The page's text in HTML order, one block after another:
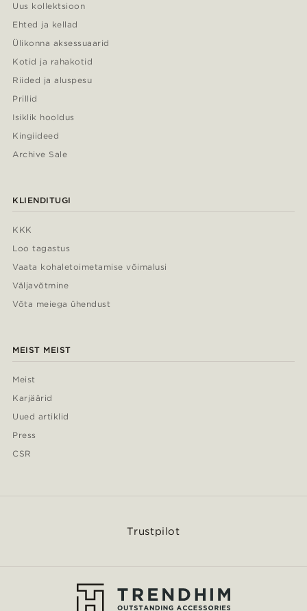
Uus kollektsioon
Ehted ja kellad
Ülikonna aksessuaarid
Kotid ja rahakotid
Riided ja aluspesu
Prillid
Isiklik hooldus
Kingiideed
Archive Sale
KLIENDITUGI
KKK
Loo tagastus
Vaata kohaletoimetamise võimalusi
Väljavõtmine
Võta meiega ühendust
MEIST MEIST
Meist
Karjäärid
Uued artiklid
Press
CSR
Trustpilot